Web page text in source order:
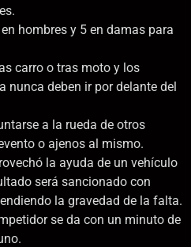
hombres y 5 en damas para
carro o tras moto y los
nunca deben ir por delante del
a la rueda de otros
o ajenos al mismo.
la ayuda de un vehículo
será sancionado con
la gravedad de la falta.
se da con un minuto de